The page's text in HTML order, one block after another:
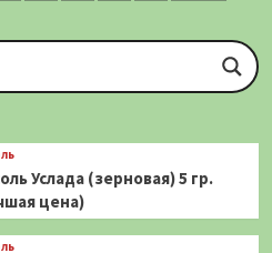
(спаржевая) 20 шт.
Услада (зерновая) 5 гр.
цена)